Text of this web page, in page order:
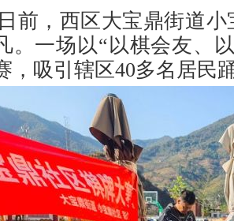
日前，西区大宝鼎街道
。一场以“以棋会友、
，吸引辖区40多名居民